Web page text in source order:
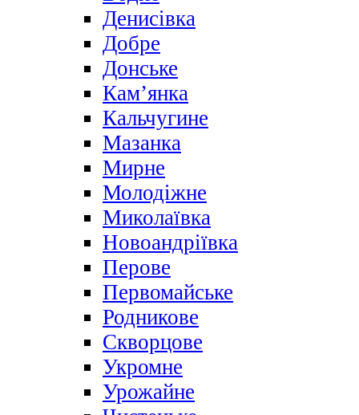
Денисівка
Добре
Донське
Кам’янка
Кальчугине
Мазанка
Мирне
Молодіжне
Миколаївка
Новоандріївка
Перове
Первомайське
Родникове
Скворцове
Укромне
Урожайне